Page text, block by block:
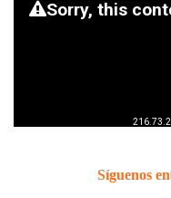
Síguenos en